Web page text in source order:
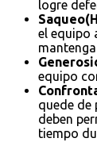
logre
el equipo
equipo
quede de
deben
tiempo